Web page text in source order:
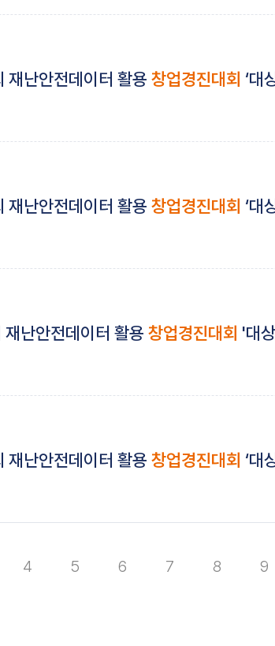
난안전데이터 활용 창업경진대회 ‘대
난안전데이터 활용 창업경진대회 ‘대
난안전데이터 활용 창업경진대회 '대
난안전데이터 활용 창업경진대회 ‘대
4 5 6 7 8 9